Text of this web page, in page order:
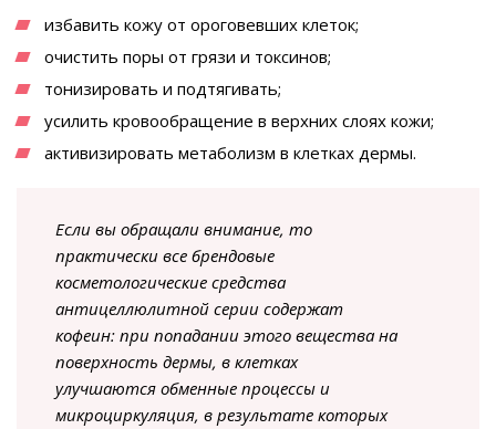
избавить кожу от ороговевших клеток;
очистить поры от грязи и токсинов;
тонизировать и подтягивать;
усилить кровообращение в верхних слоях кожи;
активизировать метаболизм в клетках дермы.
Если вы обращали внимание, то
практически все брендовые
косметологические средства
антицеллюлитной серии содержат
кофеин: при попадании этого вещества на
поверхность дермы, в клетках
улучшаются обменные процессы и
микроциркуляция, в результате которых